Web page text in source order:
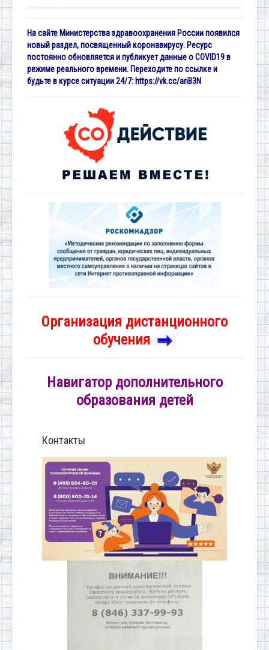
На сайте Министерства здравоохранения России появился
новый раздел, посвященный коронавирусу. Ресурс
постоянно обновляется и публикует данные о COVID19 в
режиме реального времени. Переходите по ссылке и
будьте в курсе ситуации 24/7: https://vk.cc/ariB3N
Организация дистанционного
обучения
Навигатор дополнительного
образования детей
Контакты